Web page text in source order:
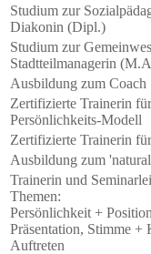
Studium zur
Diakonin (Dipl.)
Studium zur
Stadtteilmanagerin
Ausbildung zum Coach
Zertifizierte Trainerin
Persönlichkeits-Modell
Zertifizierte Trainerin
Ausbildung zum
Trainerin und
Themen:
Persönlichkeit +
Präsentation, Stimme +
Auftreten